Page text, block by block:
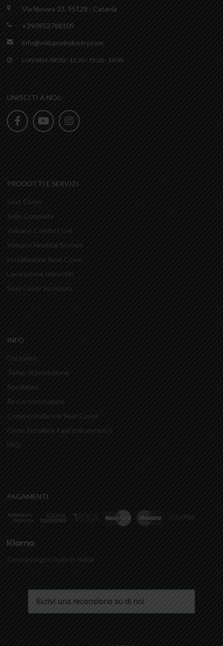
Via Novara 33, 95128 - Catania
+390953788109
info@volcanoindustry.com
LUN-VEN: 09:30 - 13:30 / 15:00 - 19:00
UNISCITI A NOI:
PRODOTTI E SERVIZI
Seat Cover
Selle Complete
Volcano Comfort Gel
Volcano Heating System
Installazione Seat Cover
Lavorazione Imbottiti
Seat Cover su misura
INFO
Chi siamo
Tempi di produzione
Spedizioni
Resi e sostituzioni
Come installare la Seat Cover
Come installare il gel poliuretanico
FAQ
PAGAMENTI
Contrassegno (solo in Italia)